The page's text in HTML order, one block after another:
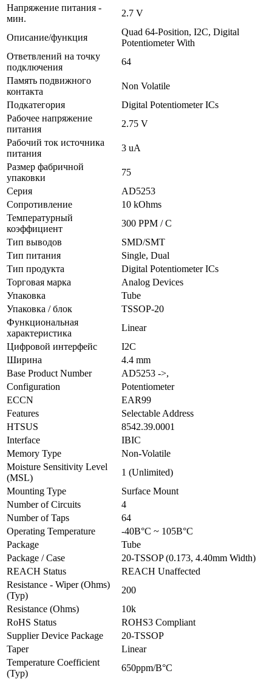
Напряжение питания -
мин.
2.7 V
Описание/функция
Quad 64-Position, I2C, Digital
Potentiometer With
Ответвлений на точку
подключения
64
Память подвижного
контакта
Non Volatile
Подкатегория
Digital Potentiometer ICs
Рабочее напряжение
питания
2.75 V
Рабочий ток источника
питания
3 uA
Размер фабричной
упаковки
75
Серия
AD5253
Сопротивление
10 kOhms
Температурный
коэффициент
300 PPM / C
Тип выводов
SMD/SMT
Тип питания
Single, Dual
Тип продукта
Digital Potentiometer ICs
Торговая марка
Analog Devices
Упаковка
Tube
Упаковка / блок
TSSOP-20
Функциональная
характеристика
Linear
Цифровой интерфейс
I2C
Ширина
4.4 mm
Base Product Number
AD5253 ->,
Configuration
Potentiometer
ECCN
EAR99
Features
Selectable Address
HTSUS
8542.39.0001
Interface
IВІC
Memory Type
Non-Volatile
Moisture Sensitivity Level
(MSL)
1 (Unlimited)
Mounting Type
Surface Mount
Number of Circuits
4
Number of Taps
64
Operating Temperature
-40В°C ~ 105В°C
Package
Tube
Package / Case
20-TSSOP (0.173, 4.40mm Width)
REACH Status
REACH Unaffected
Resistance - Wiper (Ohms)
(Typ)
200
Resistance (Ohms)
10k
RoHS Status
ROHS3 Compliant
Supplier Device Package
20-TSSOP
Taper
Linear
Temperature Coefficient
(Typ)
650ppm/В°C